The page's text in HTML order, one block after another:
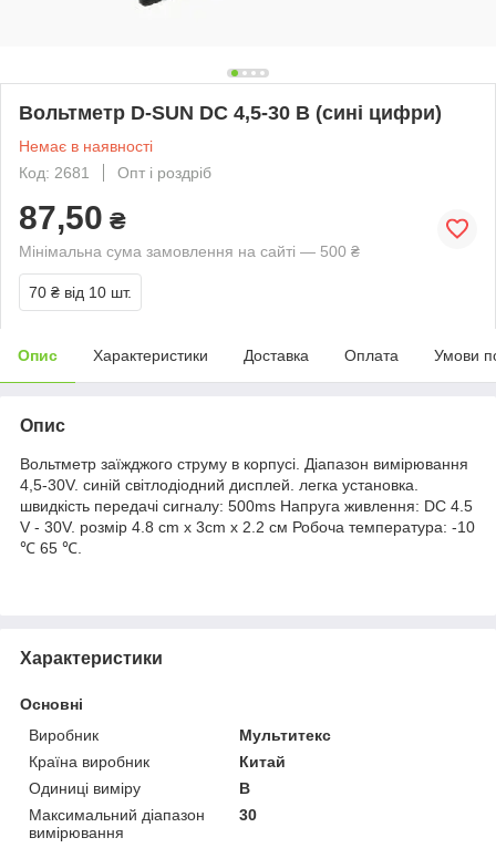
Вольтметр D-SUN DC 4,5-30 В (сині цифри)
Немає в наявності
Код: 2681
Опт і роздріб
87,50 ₴
Мінімальна сума замовлення на сайті — 500 ₴
70 ₴ від 10 шт.
Опис Характеристики Доставка Оплата Умови
Опис
Вольтметр заїжджого струму в корпусі. Діапазон вимірювання
4,5-30V. синій світлодіодний дисплей. легка установка.
швидкість передачі сигналу: 500ms Напруга живлення: DC 4.5
V - 30V. розмір 4.8 cm x 3cm x 2.2 см Робоча температура: -10
℃ 65 ℃.
Характеристики
Основні
Виробник
Мультитекс
Країна виробник
Китай
Одиниці виміру
В
Максимальний діапазон
вимірювання
30